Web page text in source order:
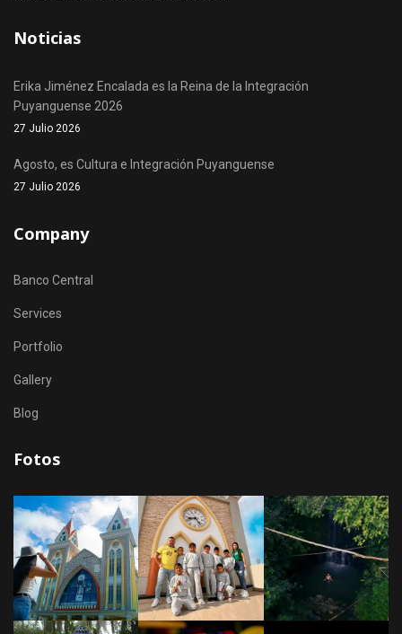
Noticias
Erika Jiménez Encalada es la Reina de la Integración
Puyanguense 2026
27 Julio 2026
Agosto, es Cultura e Integración Puyanguense
27 Julio 2026
Company
Banco Central
Services
Portfolio
Gallery
Blog
Fotos